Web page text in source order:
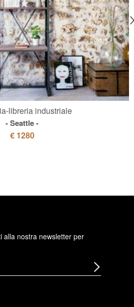
libreria industriale
Seattle
€ 1280
alla nostra newsletter per